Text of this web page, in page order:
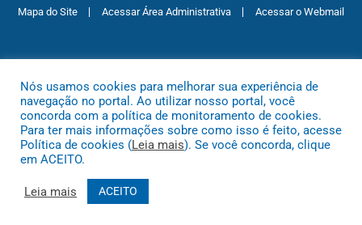
Mapa do Site Acessar Área Administrativa Acessar o Webmail
Nós usamos cookies para melhorar sua experiência de
navegação no portal. Ao utilizar nosso portal, você
concorda com a política de monitoramento de cookies.
Para ter mais informações sobre como isso é feito, acesse
Política de cookies (Leia mais). Se você concorda, clique
em ACEITO.
Leia mais ACEITO